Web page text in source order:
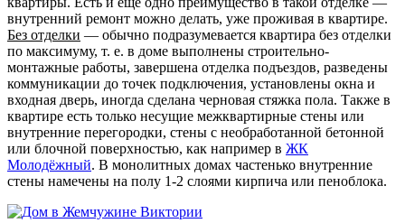
внутренний ремонт можно делать, уже проживая в квартире.
Без отделки — обычно подразумевается квартира без отделки
по максимуму, т. е. в доме выполнены строительно-
монтажные работы, завершена отделка подъездов, разведены
коммуникации до точек подключения, установлены окна и
входная дверь, иногда сделана черновая стяжка пола. Также в
квартире есть только несущие межквартирные стены или
внутренние перегородки, стены с необработанной бетонной
или блочной поверхностью, как например в ЖК
Молодёжный. В монолитных домах частенько внутренние
стены намечены на полу 1-2 слоями кирпича или пеноблока.